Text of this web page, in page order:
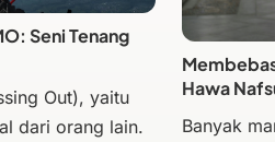
Seni Tenang
Out), yaitu
dari orang lain.
Hawa
Banyak